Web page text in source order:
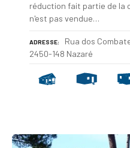
réduction fait partie de la
n'est pas vendue…
ADRESSE
Rua dos
2450-148 Nazaré